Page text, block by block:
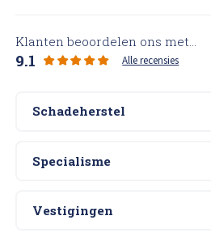
Klanten beoordelen ons met...
9.1 Alle recensies
Schadeherstel
Specialisme
Vestigingen